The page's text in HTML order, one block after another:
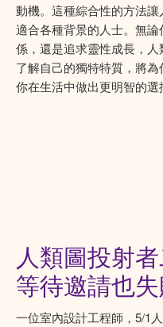
動機。這種綜合性的方法讓
適合各種背景的人士。無
係，還是追求靈性成長，人
了解自己的獨特特質，將
你在生活中做出更明智的選
人類圖投射
等待邀請也失
一位室內設計工程師，5/1人